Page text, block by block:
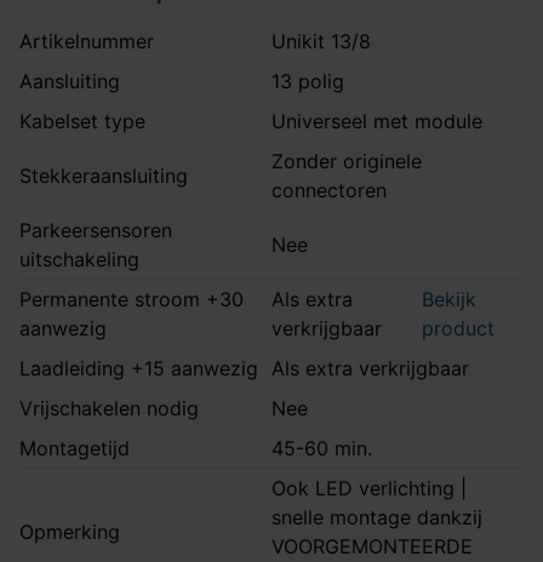
Artikelnummer
Unikit 13/8
Aansluiting
13 polig
Kabelset type
Universeel met module
Stekkeraansluiting
Zonder originele
connectoren
Parkeersensoren
uitschakeling
Nee
Permanente stroom +30
aanwezig
Als extra
verkrijgbaar
Bekijk
product
Laadleiding +15 aanwezig Als extra verkrijgbaar
Vrijschakelen nodig
Nee
Montagetijd
45-60 min.
Opmerking
Ook LED verlichting |
snelle montage dankzij
VOORGEMONTEERDE